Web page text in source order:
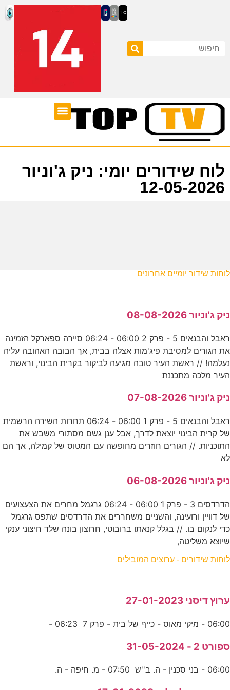
לוח שידורים יומי: ניק ג'וניור
12-05-2026
לוחות שידור יומיים אחרונים
ניק ג'וניור 08-08-2026
ראבל והבנאים 5 - פרק 2 06:00 - 06:24 סיירה ספארקל הזמינה
את הגורים למסיבת פיג'מות אצלה בבית, אך הבובה האהובה עליה
נעלמה! // ראשת העיר טובה מגיעה לביקור בקרית הבינוי, וראשת
העיר מלכה מתכננת
ניק ג'וניור 07-08-2026
ראבל והבנאים 5 - פרק 1 06:00 - 06:24 תחרות השירה הרשמית
של קרית הבינוי יוצאת לדרך, אבל ענן גשם מסתורי משבש את
התוכניות. // הגורים חוזרים מחופשה עם המטוס של קמילה, אך הם
לא
ניק ג'וניור 06-08-2026
הדרדסים 3 - פרק 1 06:00 - 06:24 גרגמל מחרים את הצעצועים
של דוויין ורועינה, והשניים משחררים את הדרדסים שתפס גרגמל
כדי לנקום בו. // בגלל קנאתו ברובוטי, חרוצון בונה שלד חיצוני ענקי
שיוצא משליטה,
לוחות שידורים - ערוצים המובילים
ערוץ דיסני 27-01-2023
06:00 - מיקי מאוס - כייף של בית - פרק 7 06:23 -
ספורט 2 - 31-05-2024
06:00 - בני סכנין - ה. ב''ש 07:50 - מ. חיפה - ה.